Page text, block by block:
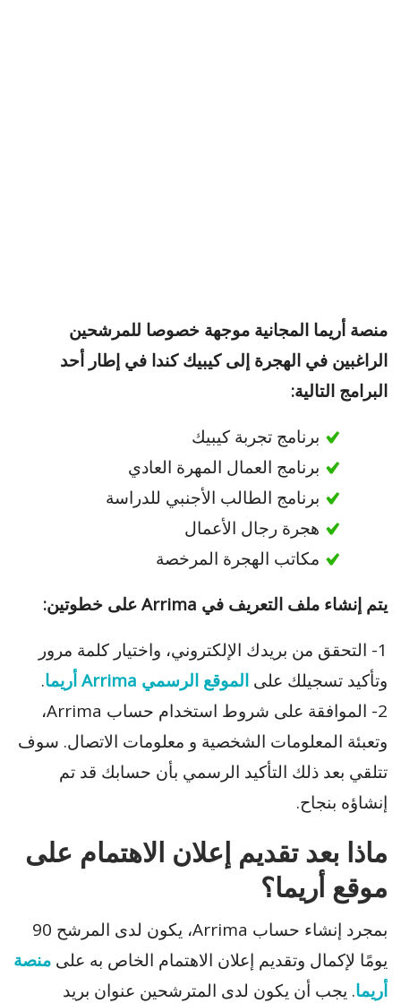
منصة أريما المجانية موجهة خصوصا للمرشحين
الراغبين في الهجرة إلى كيبيك كندا في إطار أحد
البرامج التالية:
برنامج تجربة كيبيك
برنامج العمال المهرة العادي
برنامج الطالب الأجنبي للدراسة
هجرة رجال الأعمال
مكاتب الهجرة المرخصة
يتم إنشاء ملف التعريف في Arrima على خطوتين:
1- التحقق من بريدك الإلكتروني، واختيار كلمة مرور
وتأكيد تسجيلك على الموقع الرسمي Arrima أريما
.
2- الموافقة على شروط استخدام حساب Arrima،
وتعبئة المعلومات الشخصية و معلومات الاتصال. سوف
تتلقي بعد ذلك التأكيد الرسمي بأن حسابك قد تم
إنشاؤه بنجاح.
ماذا بعد تقديم إعلان الاهتمام على
موقع أريما؟
بمجرد إنشاء حساب Arrima، يكون لدى المرشح 90
يومًا لإكمال وتقديم إعلان الاهتمام الخاص به على منصة
أريما. يجب أن يكون لدى المترشحين عنوان بريد